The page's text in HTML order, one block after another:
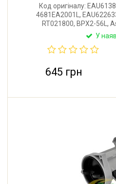
Код оригіналу:
4681EA2001L,
RT021800, BPX2-56L,
Mod.S3008, Art.RT021800.
У
645 грн